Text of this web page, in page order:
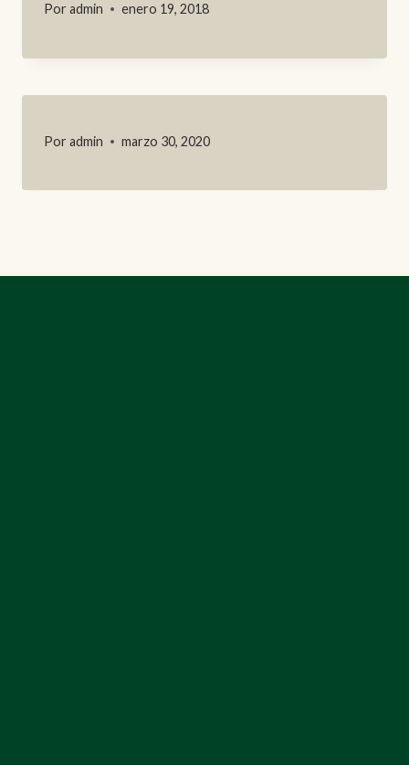
Por admin enero 19, 2018
Por admin marzo 30, 2020